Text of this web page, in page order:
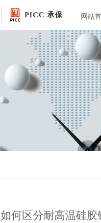
PICC 承保 网站
如何区分耐高温硅胶